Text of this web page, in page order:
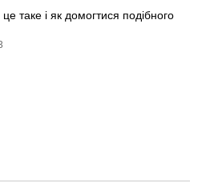
таке і як домогтися подібного